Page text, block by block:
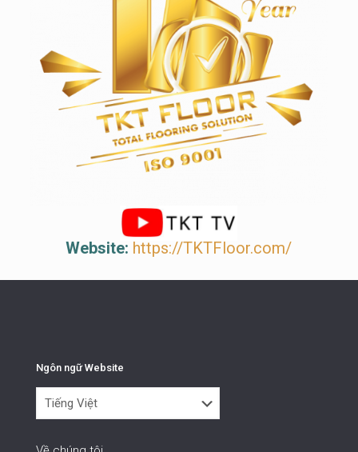
Website: https://TKTFloor.com/
Ngôn ngữ Website
Ngôn
ngữ